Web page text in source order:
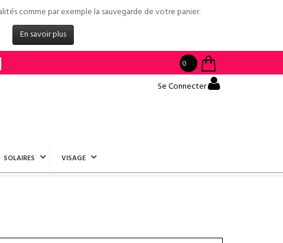
comme par exemple la sauvegarde de votre panier.
En savoir plus
0
Se Connecter
SOLAIRES VISAGE